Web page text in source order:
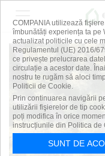
COMPANIA utilizează
îmbunătăți experiența ta pe
actualizat politicile cu cele
Regulamentul (UE) 2016/
ce privește prelucrarea
circulație a acestor date.
nostru te rugăm să aloci
Politicii de Cookie.
Prin continuarea navigării
utilizării fişierelor de tip
poți modifica în orice
instrucțiunile din Politica de
SUNT DE